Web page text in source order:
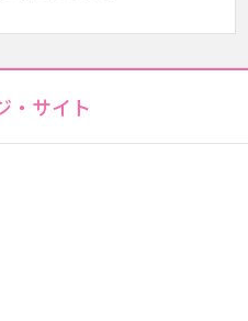
・サイト